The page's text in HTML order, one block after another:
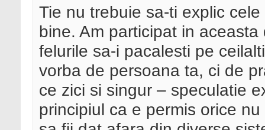
Tie nu trebuie sa-ti explic
bine. Am participat in
felurile sa-i pacalesti pe
vorba de persoana ta, ci de
ce zici si singur – speculatie
principiul ca e permis orice